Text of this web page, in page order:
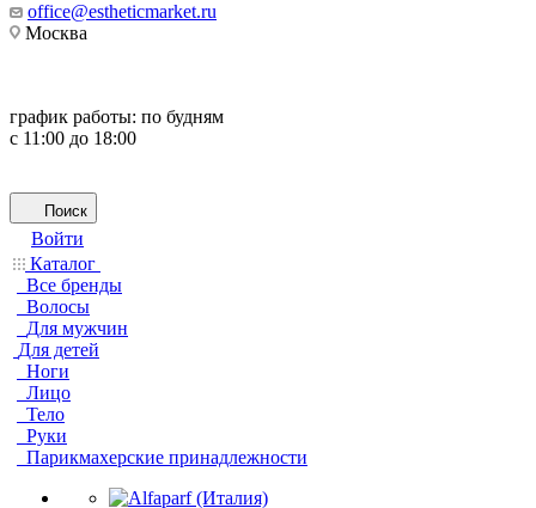
office@estheticmarket.ru
Москва
график работы: по будням
с 11:00 до 18:00
Поиск
Войти
Каталог
Все бренды
Волосы
Для мужчин
Для детей
Ноги
Лицо
Тело
Руки
Парикмахерские принадлежности